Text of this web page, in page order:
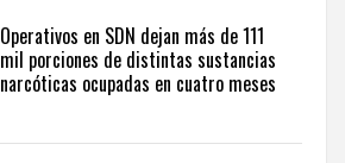
Operativos en SDN dejan más de 111
mil porciones de distintas sustancias
narcóticas ocupadas en cuatro meses